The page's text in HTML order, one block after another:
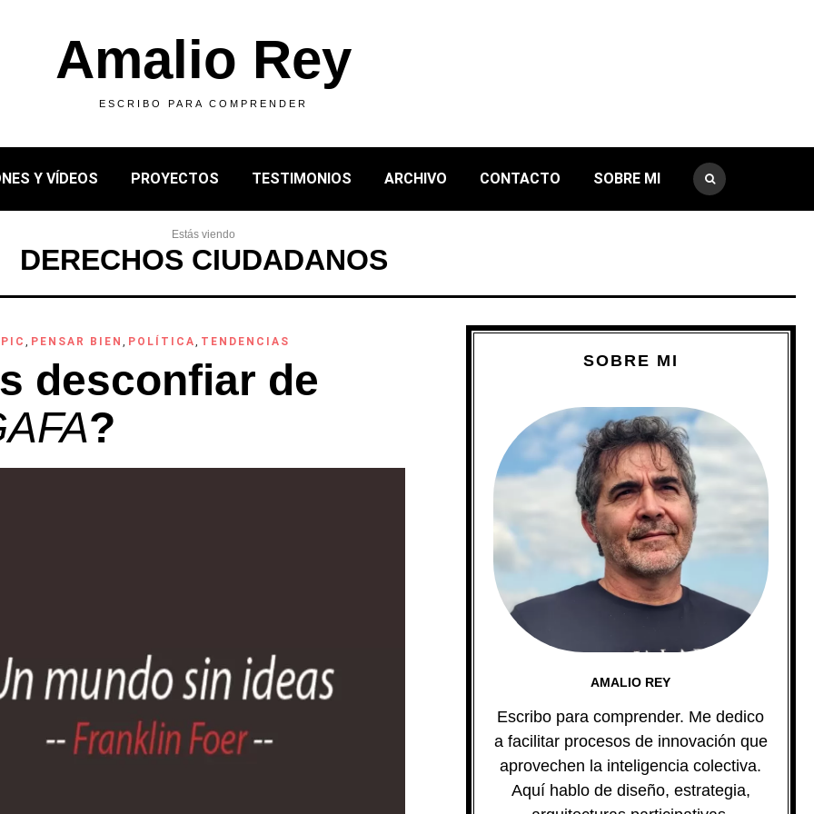
Amalio Rey
ESCRIBO PARA COMPRENDER
Y VÍDEOS PROYECTOS TESTIMONIOS ARCHIVO CONTACTO SOBRE MI
Estás viendo
DERECHOS CIUDADANOS
, PENSAR BIEN, POLÍTICA, TENDENCIAS
desconfiar de
?
SOBRE MI
AMALIO REY
Escribo para comprender. Me dedico
a facilitar procesos de innovación que
aprovechen la inteligencia colectiva.
Aquí hablo de diseño, estrategia,